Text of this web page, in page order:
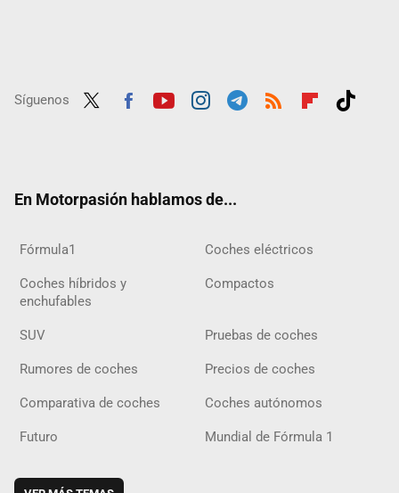
Síguenos
En Motorpasión hablamos de...
Fórmula1 Coches eléctricos
Coches híbridos y
enchufables
Compactos
SUV Pruebas de coches
Rumores de coches Precios de coches
Comparativa de coches Coches autónomos
Futuro Mundial de Fórmula 1